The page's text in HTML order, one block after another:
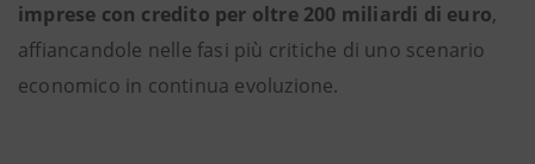
imprese con credito per oltre 200 miliardi di euro,
affiancandole nelle fasi più critiche di uno scenario
economico in continua evoluzione.